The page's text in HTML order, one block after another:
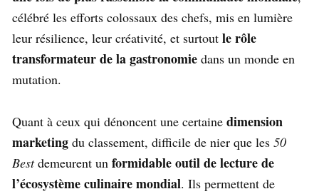
célébré les efforts colossaux des chefs, mis en lumière
leur résilience, leur créativité, et surtout le rôle
transformateur de la gastronomie dans un monde en
mutation.
Quant à ceux qui dénoncent une certaine dimension
marketing du classement, difficile de nier que les 50
Bestdemeurent un formidable outil de lecture de
l’écosystème culinaire mondial. Ils permettent de